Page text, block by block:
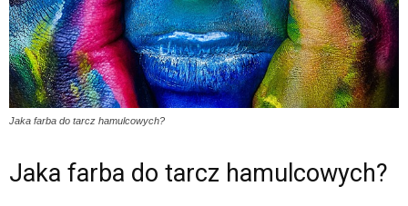
Jaka farba do tarcz hamulcowych?
Jaka farba do tarcz hamulcowych?